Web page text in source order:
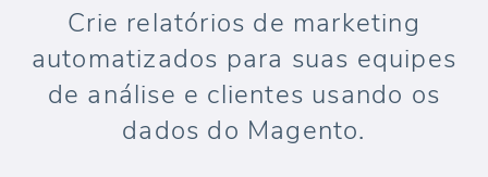
Crie relatórios de marketing
automatizados para suas equipes
de análise e clientes usando os
dados do Magento.